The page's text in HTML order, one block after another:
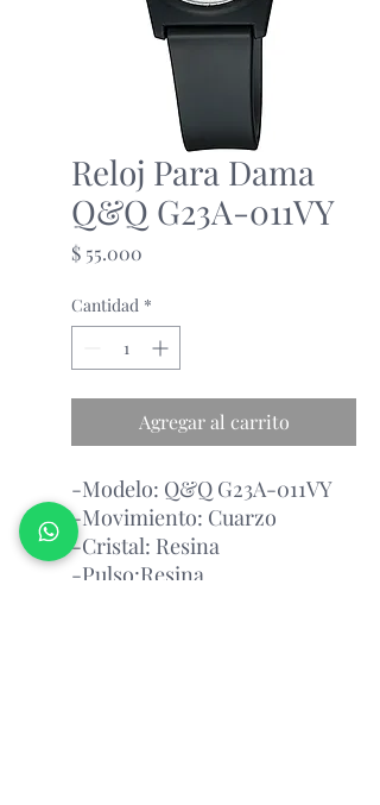
Reloj Para Dama
Q&Q G23A-011VY
$ 55.000
Cantidad *
Agregar al carrito
-Modelo: Q&Q G23A-011VY
-Movimiento: Cuarzo
-Cristal: Resina
-Pulso:Resina